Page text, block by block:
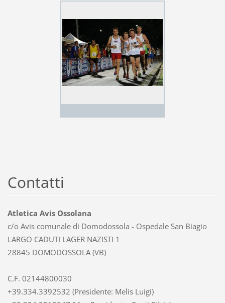
Contatti
Atletica Avis Ossolana
c/o Avis comunale di Domodossola - Ospedale San Biagio
LARGO CADUTI LAGER NAZISTI 1
28845 DOMODOSSOLA (VB)
C.F. 02144800030
+39.334.3392532 (Presidente: Melis Luigi)